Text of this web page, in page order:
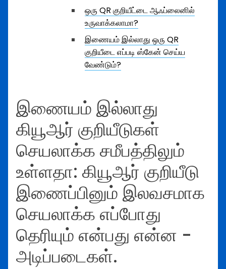
ஒரு QR குறியீட்டை ஆஃப்லைனில்
உருவாக்கலாமா?
இணையம் இல்லாது ஒரு QR
குறியீடை எப்படி ஸ்கேன் செய்ய
வேண்டும்?
இணையம் இல்லாது
கியூஆர் குறியீடுகள்
செயலாக்க சமீபத்திலும்
உள்ளதா: கியூஆர் குறியீடு
இணைப்பினும் இலவசமாக
செயலாக்க எப்போது
தெரியும் என்பது என்ன -
அடிப்படைகள்.